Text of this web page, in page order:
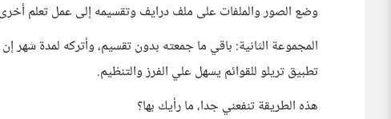
وضع الصور والملفات على ملف درايف وتقسيمه إلى عمل تعلم
المجموعة الثانية: باقي ما جمعته بدون تقسيم، وأتركه لمدة
تطبيق تريلو للقوائم يسهل علي الفرز والتنظيم.
هذه الطريقة تنفعني جدا، ما رأيك بها؟